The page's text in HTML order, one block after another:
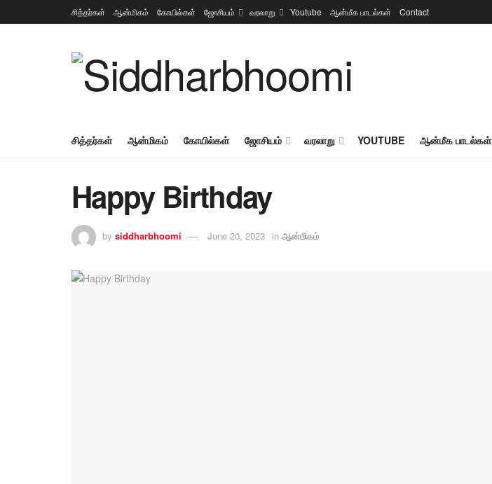
சித்தர்கள் ஆன்மிகம் கோயில்கள் ஜோசியம் வரலாறு Youtube ஆன்மீக பாடல்கள் Contact
சித்தர்கள் ஆன்மிகம் கோயில்கள் ஜோசியம் வரலாறு YOUTUBE ஆன்மீக பாடல்கள்
Happy Birthday
by siddharbhoomi June 20, 2023 in ஆன்மிகம்